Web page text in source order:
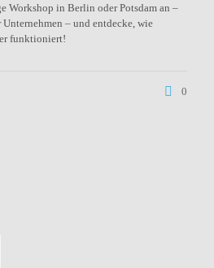
Workshop in Berlin oder Potsdam an –
Unternehmen – und entdecke, wie
funktioniert!
0